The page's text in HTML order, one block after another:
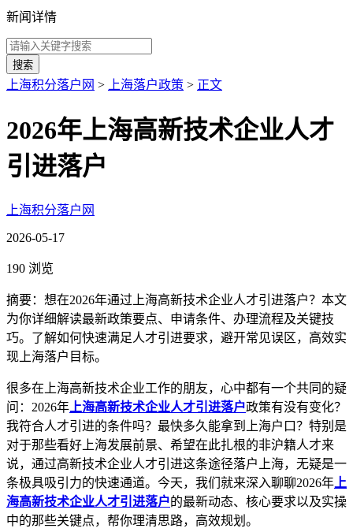
新闻详情
搜索
上海积分落户网 > 上海落户政策 > 正文
2026年上海高新技术企业人才
引进落户
上海积分落户网
2026-05-17
190 浏览
摘要：想在2026年通过上海高新技术企业人才引进落户？本文
为你详细解读最新政策要点、申请条件、办理流程及关键技
巧。了解如何快速满足人才引进要求，避开常见误区，高效实
现上海落户目标。
很多在上海高新技术企业工作的朋友，心中都有一个共同的疑
问：2026年 上海高新技术企业人才引进落户政策有没有变化？
我符合人才引进的条件吗？最快多久能拿到上海户口？特别是
对于那些看好上海发展前景、希望在此扎根的非沪籍人才来
说，通过高新技术企业人才引进这条途径落户上海，无疑是一
条极具吸引力的快速通道。今天，我们就来深入聊聊2026年 上
海高新技术企业人才引进落户的最新动态、核心要求以及实操
中的那些关键点，帮你理清思路，高效规划。